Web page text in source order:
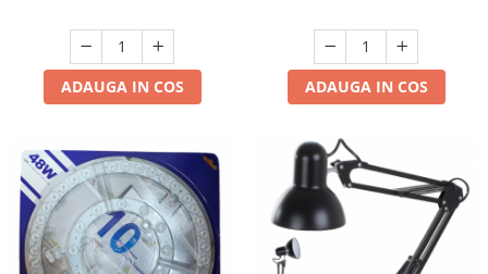
ADAUGA IN COS ADAUGA IN COS